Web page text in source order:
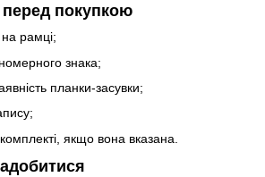
покупкою
рамці;
знака;
планки-засувки;
комплекті, якщо вона вказана.